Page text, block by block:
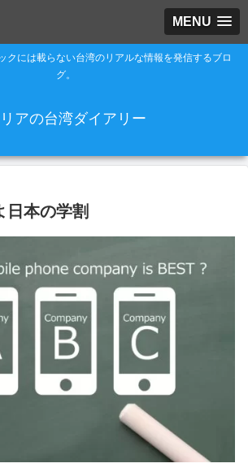
MENU
クには載らない台湾のリアルな情報を発信するブロ
グ。
アの台湾ダイアリー
日本の学割